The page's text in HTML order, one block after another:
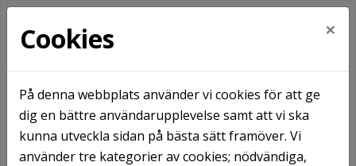
Hem Hyresgästinformation
I din lägenhet
Försäkring och säkerhet
Cookies ×
På denna webbplats använder vi cookies för att ge
dig en bättre användarupplevelse samt att vi ska
kunna utveckla sidan på bästa sätt framöver. Vi
använder tre kategorier av cookies; nödvändiga,